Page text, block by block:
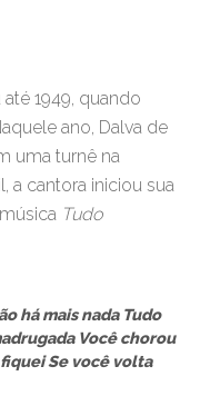
1949, quando
ano, Dalva de
uma turnê na
a cantora iniciou sua
Tudo
há mais nadaTudo
Você chorou
Se você volta